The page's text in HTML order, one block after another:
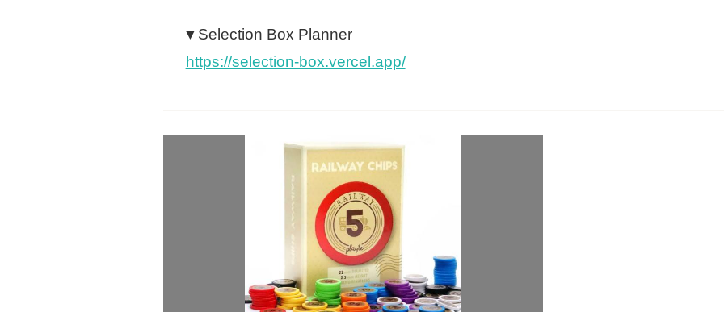
▼Selection Box Planner
https://selection-box.vercel.app/